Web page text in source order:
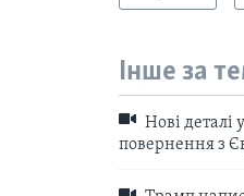
Інше за
Нові деталі
повернення з